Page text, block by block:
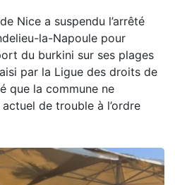
Nice a suspendu l’arrêté
la-Napoule pour
du burkini sur ses plages
par la Ligue des droits de
que la commune ne
de trouble à l’ordre